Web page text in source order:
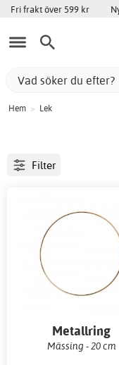
Fri frakt över 599 kr
Hem > Lek
Filter
Metallring
Mässing - 20 cm